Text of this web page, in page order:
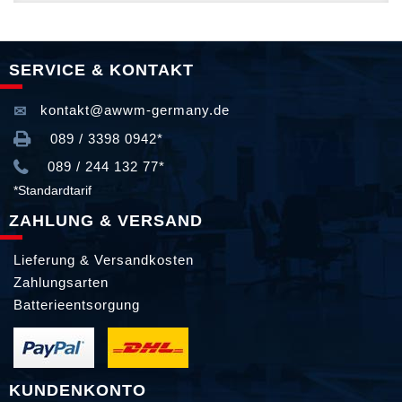
SERVICE & KONTAKT
kontakt@awwm-germany.de
089 / 3398 0942*
089 / 244 132 77*
*Standardtarif
ZAHLUNG & VERSAND
Lieferung & Versandkosten
Zahlungsarten
Batterieentsorgung
KUNDENKONTO